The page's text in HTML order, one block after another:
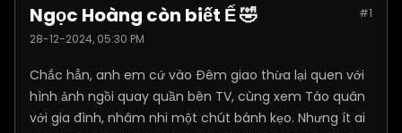
Posts:2180 #1
Ngọc Hoàng còn biết Ế 🤣
28-12-2024, 05:30 PM
Chắc hẳn, anh em cứ vào Đêm giao thừa lại quen với
hình ảnh ngồi quay quần bên TV, cùng xem Táo quân
với gia đình, nhâm nhi một chút bánh kẹo. Nhưng ít ai